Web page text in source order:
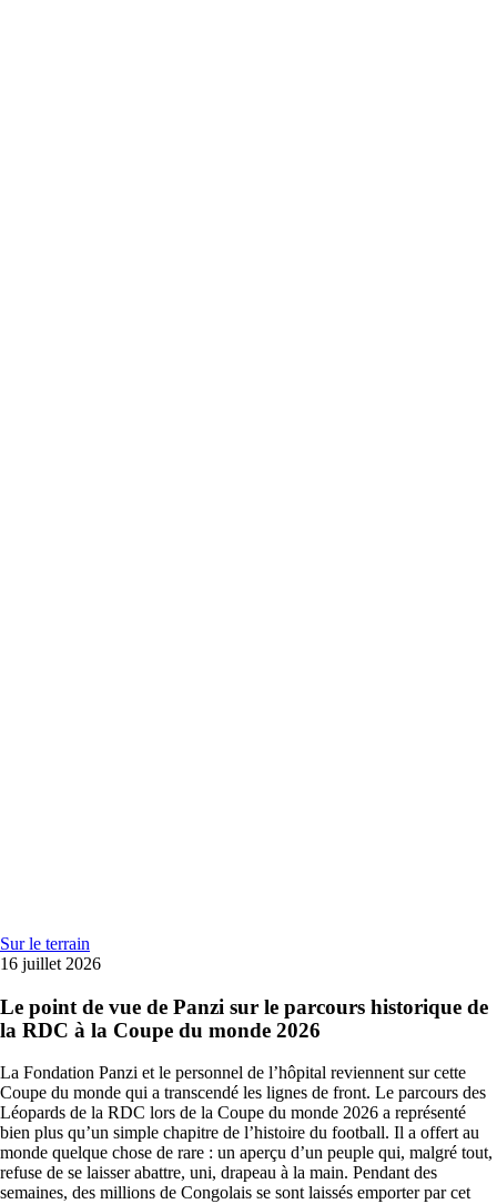
Sur le terrain
16 juillet 2026
Le point de vue de Panzi sur le parcours historique de
la RDC à la Coupe du monde 2026
La Fondation Panzi et le personnel de l’hôpital reviennent sur cette
Coupe du monde qui a transcendé les lignes de front. Le parcours des
Léopards de la RDC lors de la Coupe du monde 2026 a représenté
bien plus qu’un simple chapitre de l’histoire du football. Il a offert au
monde quelque chose de rare : un aperçu d’un peuple qui, malgré tout,
refuse de se laisser abattre, uni, drapeau à la main. Pendant des
semaines, des millions de Congolais se sont laissés emporter par cet